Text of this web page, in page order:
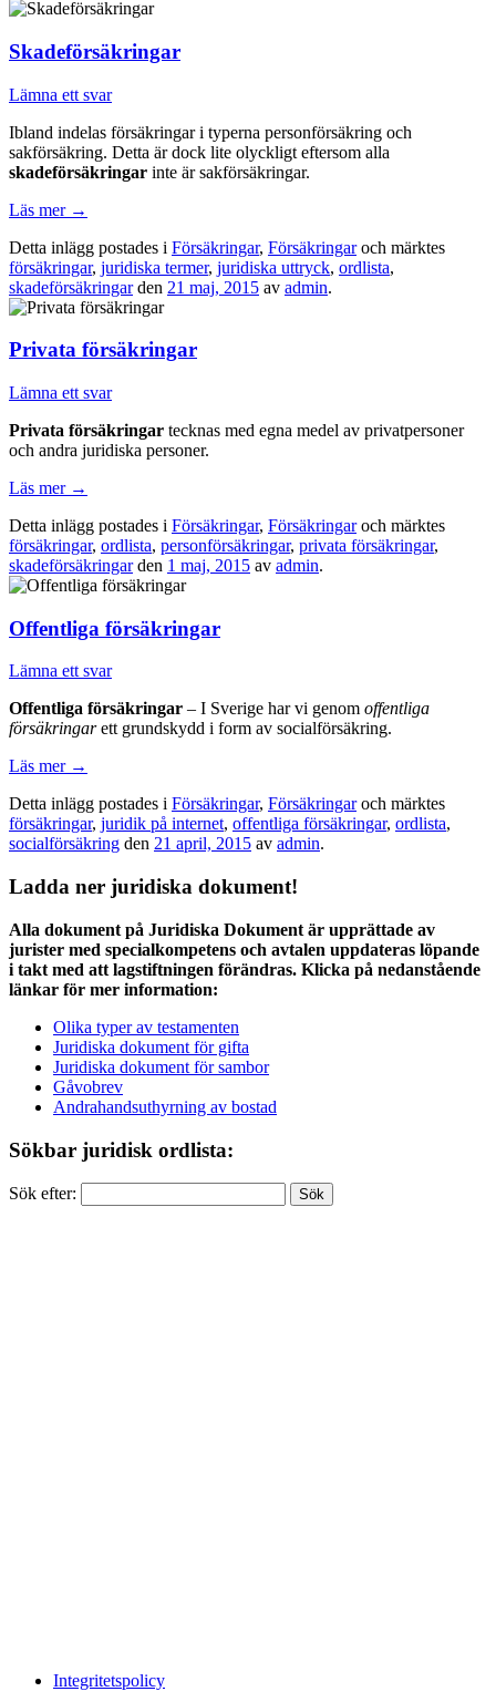
Skadeförsäkringar
Lämna ett svar
Ibland indelas försäkringar i typerna personförsäkring och
sakförsäkring. Detta är dock lite olyckligt eftersom alla
skadeförsäkringar inte är sakförsäkringar.
Läs mer →
Detta inlägg postades i Försäkringar, Försäkringaroch märktes
försäkringar, juridiska termer, juridiska uttryck, ordlista,
skadeförsäkringarden 21 maj, 2015 av admin.
Privata försäkringar
Lämna ett svar
Privata försäkringar tecknas med egna medel av privatpersoner
och andra juridiska personer.
Läs mer →
Detta inlägg postades i Försäkringar, Försäkringaroch märktes
försäkringar, ordlista, personförsäkringar, privata försäkringar,
skadeförsäkringarden 1 maj, 2015 av admin.
Offentliga försäkringar
Lämna ett svar
Offentliga försäkringar – I Sverige har vi genom offentliga
försäkringarett grundskydd i form av socialförsäkring.
Läs mer →
Detta inlägg postades i Försäkringar, Försäkringaroch märktes
försäkringar, juridik på internet, offentliga försäkringar, ordlista,
socialförsäkring den 21 april, 2015 av admin.
Ladda ner juridiska dokument!
Alla dokument på Juridiska Dokument är upprättade av
jurister med specialkompetens och avtalen uppdateras löpande
i takt med att lagstiftningen förändras. Klicka på nedanstående
länkar för mer information:
Olika typer av testamenten
Juridiska dokument för gifta
Juridiska dokument för sambor
Gåvobrev
Andrahandsuthyrning av bostad
Sökbar juridisk ordlista:
Sök efter:
Integritetspolicy